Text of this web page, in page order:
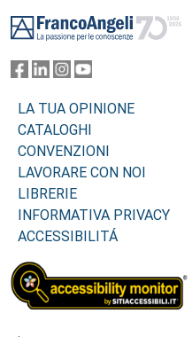
LA TUA OPINIONE
CATALOGHI
CONVENZIONI
LAVORARE CON NOI
LIBRERIE
INFORMATIVA PRIVACY
ACCESSIBILITÁ